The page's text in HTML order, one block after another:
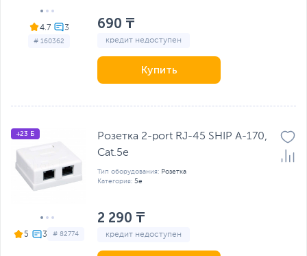
4.7
# 160362
690 ₸
кредит недоступен
Купить
5 # 82774
+23 Б
Розетка 2-port RJ-45 SHIP A-170,
Cat.5e
Тип оборудования: Розетка
Категория: 5e
2 290 ₸
кредит недоступен